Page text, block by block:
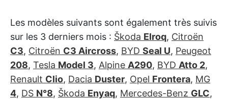
Les modèles suivants sont également très suivis
sur les 3 derniers mois : Škoda Elroq, Citroën
C3, Citroën C3 Aircross, BYD Seal U, Peugeot
208, Tesla Model 3, Alpine A290, BYD Atto 2,
Renault Clio, Dacia Duster, Opel Frontera, MG
4, DS N°8, Škoda Enyaq, Mercedes-Benz GLC,